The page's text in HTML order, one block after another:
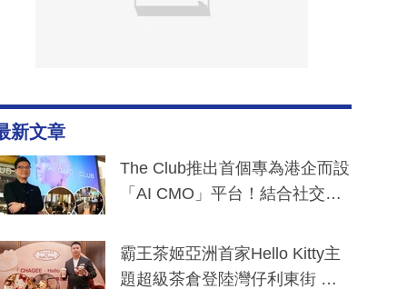
新文章
The Club推出首個專為港企而設
「AI CMO」平台！結合社交聆
分鐘生成「貼地」宣傳短片
霸王茶姬亞洲首家Hello Kitty主
題超級茶倉登陸灣仔利東街 推